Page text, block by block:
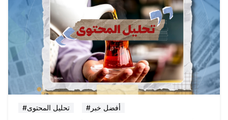
#تحليل المحتوى #أفضل خبر